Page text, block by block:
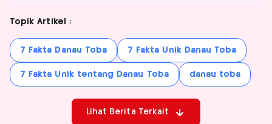
Topik Artikel :
7 Fakta Danau Toba 7 Fakta Unik Danau Toba
7 Fakta Unik tentang Danau Toba danau toba
Lihat Berita Terkait